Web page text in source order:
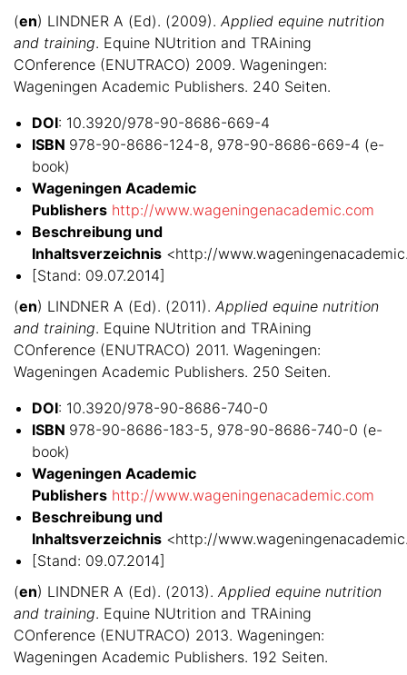
(en) LINDNER A (Ed). (2009). Applied equine nutrition
and training. Equine NUtrition and TRAining
COnference (ENUTRACO) 2009. Wageningen:
Wageningen Academic Publishers. 240 Seiten.
DOI: 10.3920/978-90-8686-669-4
ISBN 978-90-8686-124-8, 978-90-8686-669-4 (e-
book)
Wageningen Academic
Publishers http://www.wageningenacademic.com
Beschreibung und
Inhaltsverzeichnis <http://
[Stand: 09.07.2014]
(en) LINDNER A (Ed). (2011). Applied equine nutrition
and training. Equine NUtrition and TRAining
COnference (ENUTRACO) 2011. Wageningen:
Wageningen Academic Publishers. 250 Seiten.
DOI: 10.3920/978-90-8686-740-0
ISBN 978-90-8686-183-5, 978-90-8686-740-0 (e-
book)
Wageningen Academic
Publishers http://www.wageningenacademic.com
Beschreibung und
Inhaltsverzeichnis <http://
[Stand: 09.07.2014]
(en) LINDNER A (Ed). (2013). Applied equine nutrition
and training. Equine NUtrition and TRAining
COnference (ENUTRACO) 2013. Wageningen:
Wageningen Academic Publishers. 192 Seiten.